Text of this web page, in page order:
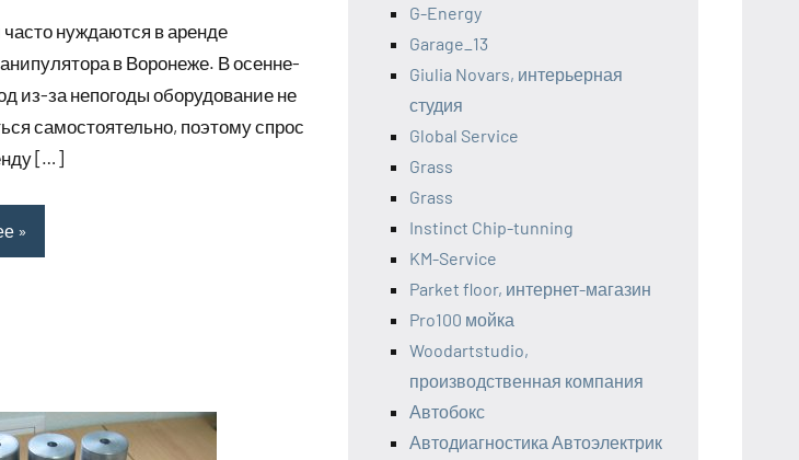
нуждаются в аренде
в Воронеже. В осенне-
из-за непогоды оборудование не
самостоятельно, поэтому спрос
[…]
G-Energy
Garage_13
Giulia Novars, интерьерная
студия
Global Service
Grass
Grass
Instinct Chip-tunning
KM-Service
Parket floor, интернет-магазин
Pro100 мойка
Woodartstudio,
производственная компания
Автобокс
Автодиагностика Автоэлектрик